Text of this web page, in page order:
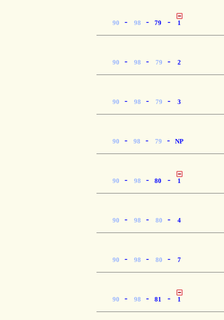
90 - 98 - 79 - 1
90 - 98 - 79 - 2
90 - 98 - 79 - 3
90 - 98 - 79 - NP
90 - 98 - 80 - 1
90 - 98 - 80 - 4
90 - 98 - 80 - 7
90 - 98 - 81 - 1